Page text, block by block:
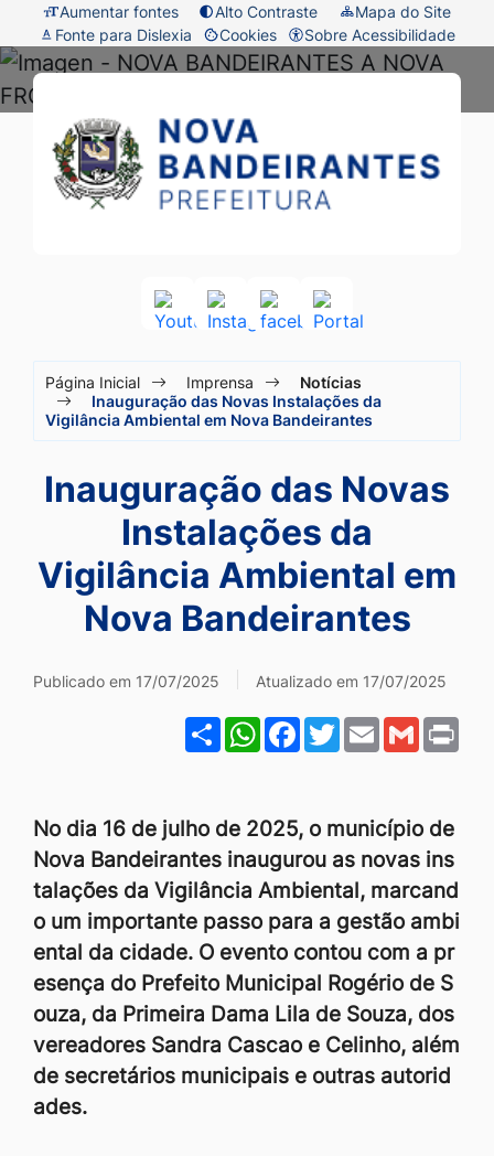
Seção
de
atalhos
e
links
de
acessibilidade
Ir
para
o
conteúdo
[alt+1]
para
[alt+3]
o
rodapé
Aumentar fontes Alto Contraste
Mapa do Site
Fonte para Dislexia
Cookies
Abrir
de
cookies
Sobre Acessibilidade
Seção
do
menu
principal
Prefeitura
de
Nova
Acessar
Social
Youtube
Acessar
Social
Instagram
Acessar
Social
facebook
Acessar
Social
Portal
do
menu
Página Inicial Imprensa
Notícias
Inauguração das Novas Instalações da
Vigilância Ambiental em Nova Bandeirantes
Inauguração das Novas
Instalações da
Vigilância Ambiental em
Nova Bandeirantes
Publicado em 17/07/2025 Atualizado em 17/07/2025
ShareWhatsApp
Facebook
Twitter
EmailGmail
No dia 16 de julho de 2025, o município de
Nova Bandeirantes inaugurou as novas ins
talações da Vigilância Ambiental, marcand
o um importante passo para a gestão ambi
ental da cidade. O evento contou com a pr
esença do Prefeito Municipal Rogério de S
ouza, da Primeira Dama Lila de Souza, dos
vereadores Sandra Cascao e Celinho, além
de secretários municipais e outras autorid
ades.